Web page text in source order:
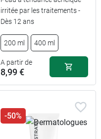
irritée par les traitements -
Dès 12 ans
200 ml 400 ml
A partir de
8,99 €
-50%